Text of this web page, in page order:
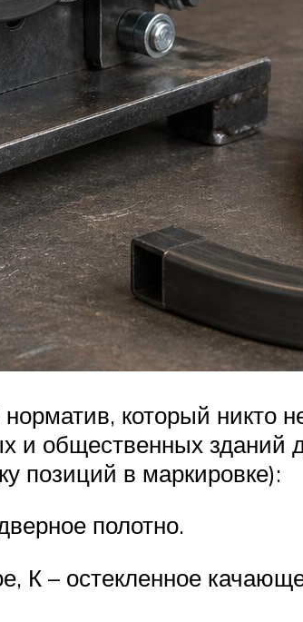
который никто
и общественных зданий
позиций в маркировке):
полотно.
К – остекленное